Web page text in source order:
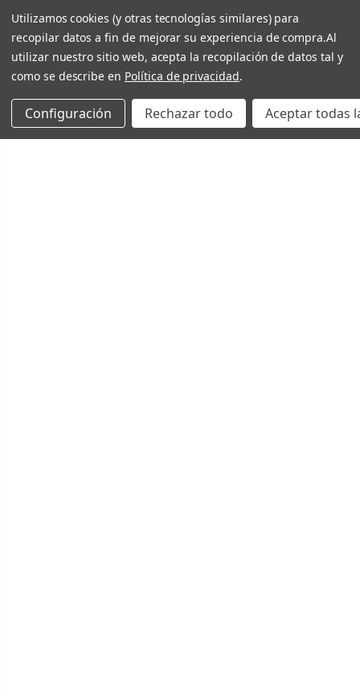
Utilizamos cookies (y otras tecnologías similares) para
recopilar datos a fin de mejorar su experiencia de compra.Al
utilizar nuestro sitio web, acepta la recopilación de datos tal y
como se describe en Política de privacidad.
Configuración Rechazar todo Aceptar todas